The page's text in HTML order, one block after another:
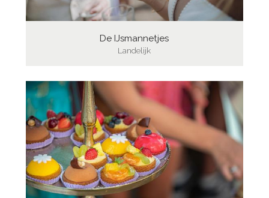
De IJsmannetjes
Landelijk